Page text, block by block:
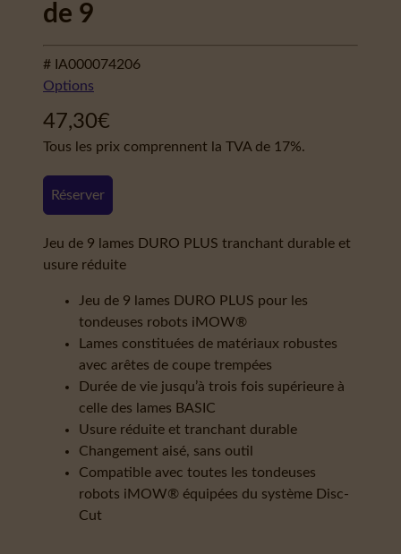
de 9
# IA000074206
Options
47,30€
Tous les prix comprennent la TVA de 17%.
Réserver
Jeu de 9 lames DURO PLUS tranchant durable et
usure réduite
Jeu de 9 lames DURO PLUS pour les
tondeuses robots iMOW®
Lames constituées de matériaux robustes
avec arêtes de coupe trempées
Durée de vie jusqu’à trois fois supérieure à
celle des lames BASIC
Usure réduite et tranchant durable
Changement aisé, sans outil
Compatible avec toutes les tondeuses
robots iMOW® équipées du système Disc-
Cut